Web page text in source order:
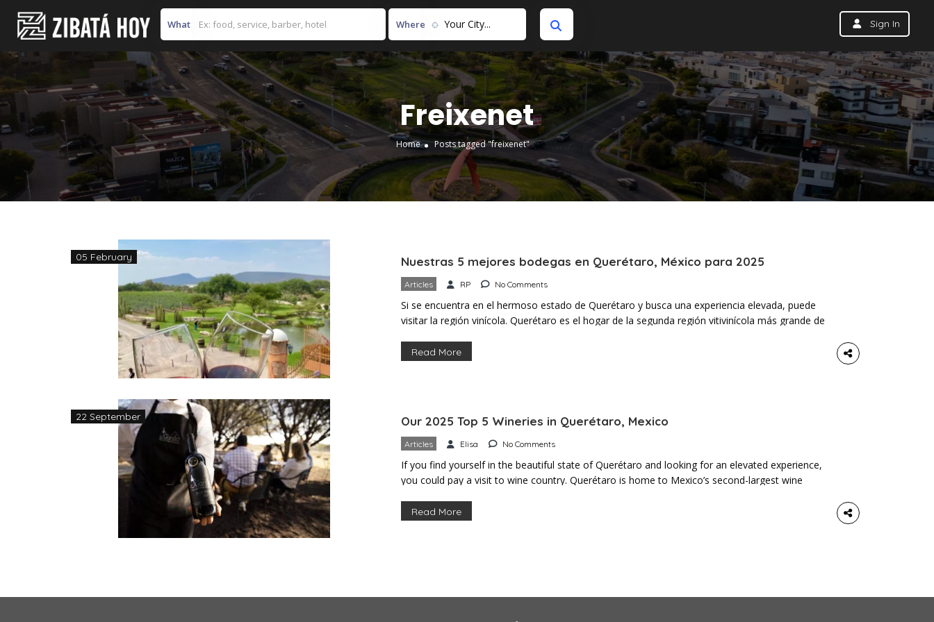
What Where Your City... Sign In
Freixenet
Home Posts tagged "freixenet"
05 February Nuestras 5 mejores bodegas en Querétaro, México para 2025
Articles RP No Comments
Si se encuentra en el hermoso estado de Querétaro y busca una experiencia elevada, puede
visitar la región vinícola. Querétaro es el hogar de la segunda región vitivinícola más grande de
del país. Si te encanta el vino, […]
Read More
22 September Our 2025 Top 5 Wineries in Querétaro, Mexico
Articles Elisa No Comments
If you find yourself in the beautiful state of Querétaro and looking for an elevated experience,
you could pay a visit to wine country. Querétaro is home to Mexico’s second-largest wine
country. If you love wine, great food, and […]
Read More